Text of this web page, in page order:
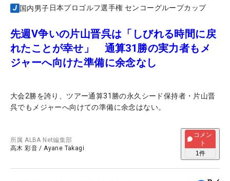
国内男子日本プロゴルフ選手権 センコーグループカップ
先週V争いの片山晋呉は「しびれる時間に戻
れたことが幸せ」 通算31勝の実力者もメ
ジャーへ向けた準備に余念なし
大会2勝を誇り、ツアー通算31勝の永久シード保持者・片山晋
呉でもメジャーへ向けての準備に余念はない。
所属ALBA Net編集部
高木 彩音 /Ayane Takagi
コメン
ト
1件